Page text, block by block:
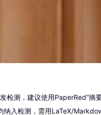
检测，建议使用PaperRed“摘
纳入检测，需用LaTeX/